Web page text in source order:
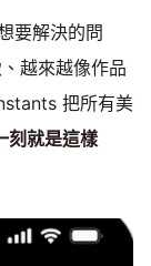
要解決的問
越來越像作品
把所有美
刻就是這樣